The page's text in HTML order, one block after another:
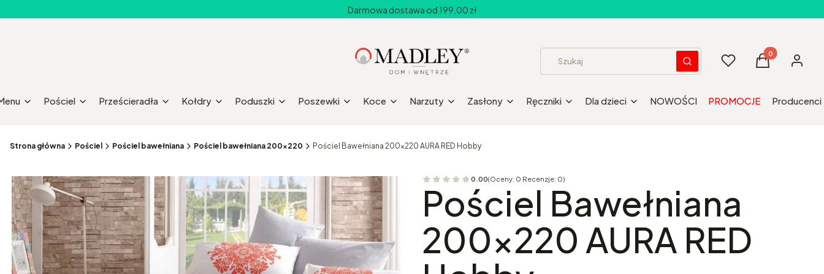
Darmowa dostawa od 199,00 zł
WyczyśćSzukaj
UlubioneProdukty w
Koszyk Zaloguj
Pościel Prześcieradła Kołdry Poduszki Poszewki Koce Narzuty Zasłony Ręczniki Dla dzieci NOWOŚCI PROMOCJE Producenci
Strona główna Pościel Pościel bawełniana Pościel bawełniana 200x220 Pościel Bawełniana 200x220 AURA RED Hobby
0.00(Oceny: 0 Recenzje: 0)
Przejdź do sekcji Opinie
Pościel Bawełniana
200x220 AURA RED